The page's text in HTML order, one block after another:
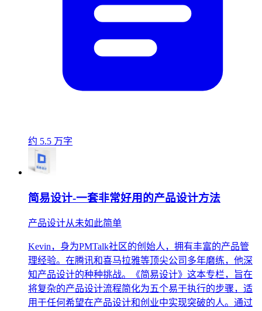
约 5.5 万字
简易设计-一套非常好用的产品设计方法
产品设计从未如此简单
Kevin，身为PMTalk社区的创始人，拥有丰富的产品管
理经验。在腾讯和喜马拉雅等顶尖公司多年磨练，他深
知产品设计的种种挑战。《简易设计》这本专栏，旨在
将复杂的产品设计流程简化为五个易于执行的步骤，适
用于任何希望在产品设计和创业中实现突破的人。通过